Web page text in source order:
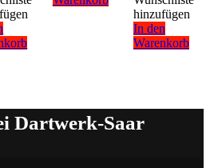
hinzufügen
In den
Warenkorb
Dartwerk-Saar